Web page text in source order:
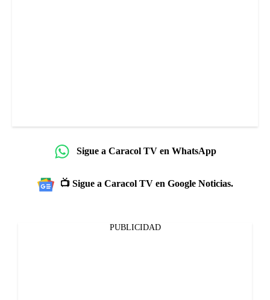
Sigue a Caracol TV en WhatsApp
📺 Sigue a Caracol TV en Google Noticias.
PUBLICIDAD